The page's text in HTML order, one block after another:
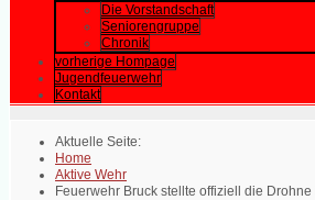
Die Vorstandschaft
Seniorengruppe
Chronik
vorherige Hompage
Jugendfeuerwehr
Kontakt
Aktuelle Seite:
Home
Aktive Wehr
Feuerwehr Bruck stellte offiziell die